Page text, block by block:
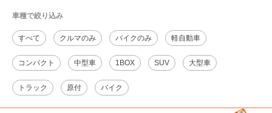
車種で絞り込み
すべて クルマのみ バイクのみ 軽自動車
コンパクト 中型車 1BOX SUV 大型車
トラック 原付 バイク